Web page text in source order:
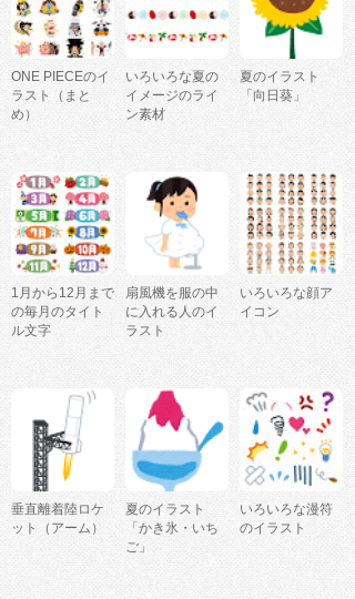
ONE PIECEのイ
ラスト（まと
め）
いろいろな夏の
イメージのライ
ン素材
夏のイラスト
「向日葵」
1月から12月まで
の毎月のタイト
ル文字
扇風機を服の中
に入れる人のイ
ラスト
いろいろな顔ア
イコン
垂直離着陸ロケ
ット（アーム）
夏のイラスト
「かき氷・いち
ご」
いろいろな漫符
のイラスト